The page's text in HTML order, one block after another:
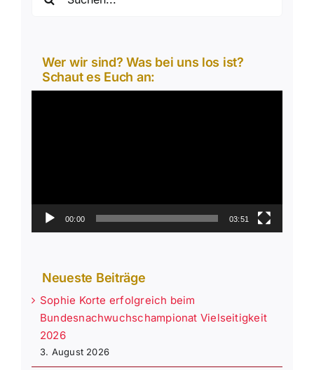
nach:
Wer wir sind? Was bei uns los ist?
Schaut es Euch an:
00:00 03:51
Neueste Beiträge
Sophie Korte erfolgreich beim
Bundesnachwuchschampionat Vielseitigkeit
2026
3. August 2026